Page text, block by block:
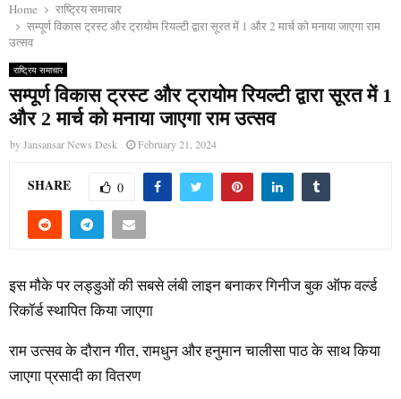
Home
राष्ट्रिय समाचार
सम्पूर्ण विकास ट्रस्ट और ट्रायोम रियल्टी द्वारा सूरत में 1 और 2 मार्च को मनाया जाएगा राम
उत्सव
राष्ट्रिय समाचार
सम्पूर्ण विकास ट्रस्ट और ट्रायोम रियल्टी द्वारा सूरत में 1
और 2 मार्च को मनाया जाएगा राम उत्सव
byJansansar News Desk February 21, 2024
SHARE 0
इस मौके पर लड्डुओं की सबसे लंबी लाइन बनाकर गिनीज बुक ऑफ वर्ल्ड
रिकॉर्ड स्थापित किया जाएगा
राम उत्सव के दौरान गीत, रामधुन और हनुमान चालीसा पाठ के साथ किया
जाएगा प्रसादी का वितरण